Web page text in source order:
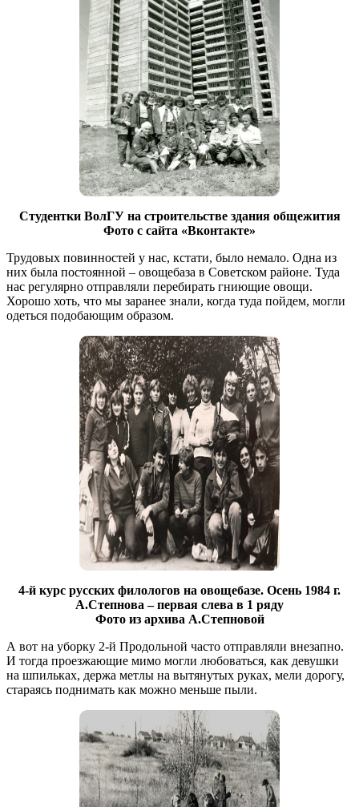
Студентки ВолГУ на строительстве здания общежития
Фото с сайта «Вконтакте»
Трудовых повинностей у нас, кстати, было немало. Одна из
них была постоянной – овощебаза в Советском районе. Туда
нас регулярно отправляли перебирать гниющие овощи.
Хорошо хоть, что мы заранее знали, когда туда пойдем, могли
одеться подобающим образом.
4-й курс русских филологов на овощебазе. Осень 1984 г.
А.Степнова – первая слева в 1 ряду
Фото из архива А.Степновой
А вот на уборку 2-й Продольной часто отправляли внезапно.
И тогда проезжающие мимо могли любоваться, как девушки
на шпильках, держа метлы на вытянутых руках, мели дорогу,
стараясь поднимать как можно меньше пыли.